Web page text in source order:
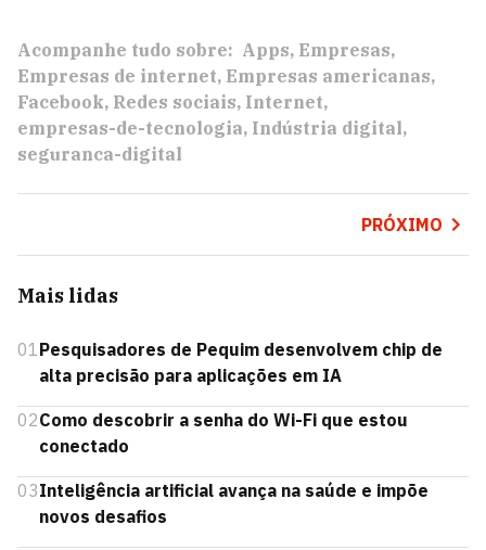
Acompanhe tudo sobre: Apps Empresas
Empresas de internet Empresas americanas
Facebook Redes sociais Internet
empresas-de-tecnologia Indústria digital
seguranca-digital
PRÓXIMO
Mais lidas
01Pesquisadores de Pequim desenvolvem chip de
alta precisão para aplicações em IA
02Como descobrir a senha do Wi-Fi que estou
conectado
03Inteligência artificial avança na saúde e impõe
novos desafios